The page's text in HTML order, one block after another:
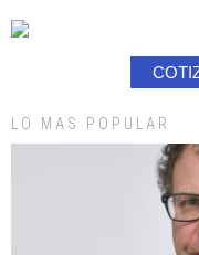
LO MAS POPULAR